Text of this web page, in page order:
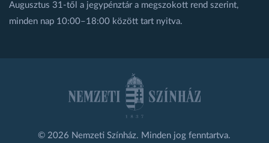
Augusztus 31-től a jegypénztár a megszokott rend szerint,
minden nap 10:00–18:00 között tart nyitva.
© 2026 Nemzeti Színház. Minden jog fenntartva.